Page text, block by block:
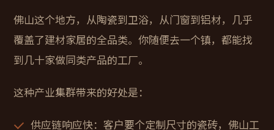
佛山这个地方，从陶瓷到卫浴，从门窗到铝材，几乎
覆盖了建材家居的全品类。你随便去一个镇，都能找
到几十家做同类产品的工厂。
这种产业集群带来的好处是：
供应链响应快：客户要个定制尺寸的瓷砖，佛山工